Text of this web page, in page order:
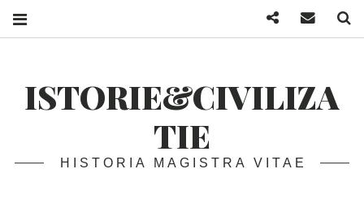
ISTORIE&CIVILIZA
TIE
HISTORIA MAGISTRA VITAE
FacebookMail